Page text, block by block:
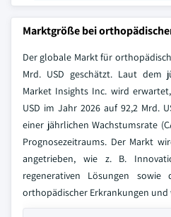
Marktgröße bei
Der globale Markt für
Mrd. USD geschätzt. Laut dem
Market Insights Inc. wird
USD im Jahr 2026 auf 92,2 Mrd.
einer jährlichen Wachstumsrate
Prognosezeitraums. Der Markt
angetrieben, wie z. B.
regenerativen Lösungen sowie
orthopädischer Erkrankungen und